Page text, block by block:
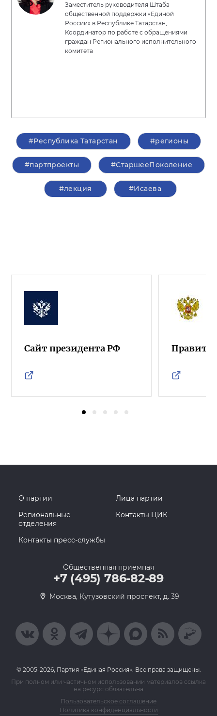
Заместитель руководителя Штаба
общественной поддержки «Единой
России» в Республике Татарстан,
Координатор по работе с обращениями
граждан Регионального исполнительного
комитета
#Республика Татарстан #регионы
#партпроекты #СтаршееПоколение
#лекция #Исаева
Сайт президента РФ
О партии
Лица партии
Региональные
отделения
Контакты ЦИК
Контакты пресс-службы
Общественная приемная
+7 (495) 786-82-89
Москва, Кутузовский проспект, д. 39
© 2005-2026, Партия «Единая Россия». Все права защищены.
При полном или частичном использовании материалов ссылка
на ресурс обязательна
Пользовательское соглашение
Политика конфиденциальности